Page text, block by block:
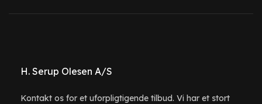
H. Serup Olesen A/S
Kontakt os for et uforpligtigende tilbud. Vi har et stort